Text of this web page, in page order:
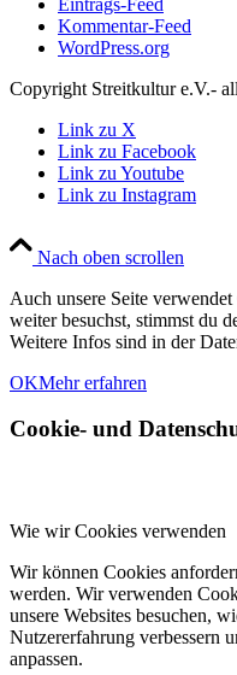
Kommentar-Feed
WordPress.org
Copyright Streitkultur e.V.-
Link zu X
Link zu Facebook
Link zu Youtube
Link zu Instagram
Nach oben scrollen
Auch unsere Seite
weiter besuchst, stimmst du
Weitere Infos sind in der
OKMehr erfahren
Cookie- und
Wie wir Cookies verwenden
Wir können Cookies
werden. Wir verwenden
unsere Websites besuchen,
Nutzererfahrung verbessern
anpassen.